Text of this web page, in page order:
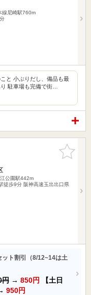
線尼崎駅760m
と 小ぶりだし、備品も最
駐車場も完備で街…
お気に入
りに追加
公園駅442m
徒歩9分 阪神高速玉出出口県
ト割引（8/12~14は土
円 → 850円
【土日
950円